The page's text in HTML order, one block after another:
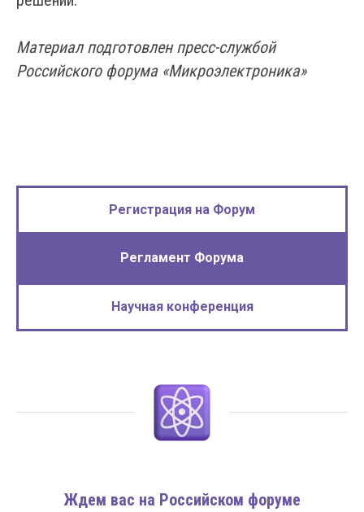
Материал подготовлен пресс-службой
Российского форума «Микроэлектроника»
Регистрация на Форум
Регламент Форума
Научная конференция
Ждем вас на Российском форуме